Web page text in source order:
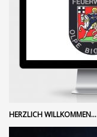
HERZLICH WILLKOMMEN…